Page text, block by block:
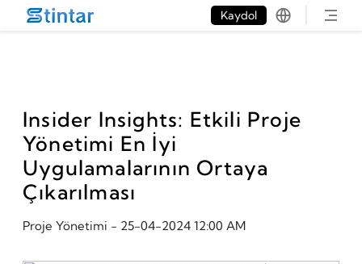
put google tag in file
Kaydol
Insider Insights: Etkili Proje
Yönetimi En İyi
Uygulamalarının Ortaya
Çıkarılması
Proje Yönetimi - 25-04-2024 12:00 AM